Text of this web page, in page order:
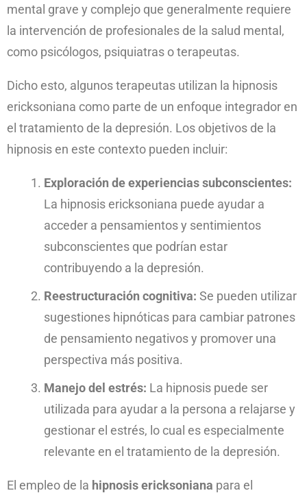
mental grave y complejo que generalmente requiere
la intervención de profesionales de la salud mental,
como psicólogos, psiquiatras o terapeutas.
Dicho esto, algunos terapeutas utilizan la hipnosis
ericksoniana como parte de un enfoque integrador en
el tratamiento de la depresión. Los objetivos de la
hipnosis en este contexto pueden incluir:
Exploración de experiencias subconscientes:
La hipnosis ericksoniana puede ayudar a
acceder a pensamientos y sentimientos
subconscientes que podrían estar
contribuyendo a la depresión.
Reestructuración cognitiva: Se pueden utilizar
sugestiones hipnóticas para cambiar patrones
de pensamiento negativos y promover una
perspectiva más positiva.
Manejo del estrés: La hipnosis puede ser
utilizada para ayudar a la persona a relajarse y
gestionar el estrés, lo cual es especialmente
relevante en el tratamiento de la depresión.
El empleo de la hipnosis ericksoniana para el